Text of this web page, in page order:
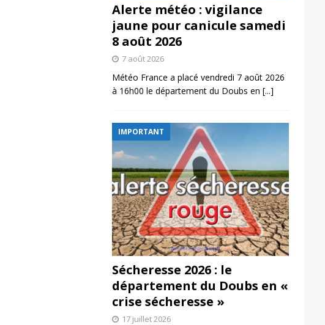
Alerte météo : vigilance
jaune pour canicule samedi
8 août 2026
7 août 2026
Météo France a placé vendredi 7 août 2026
à 16h00 le département du Doubs en [...]
IMPORTANT
Sécheresse 2026 : le
département du Doubs en «
crise sécheresse »
17 juillet 2026